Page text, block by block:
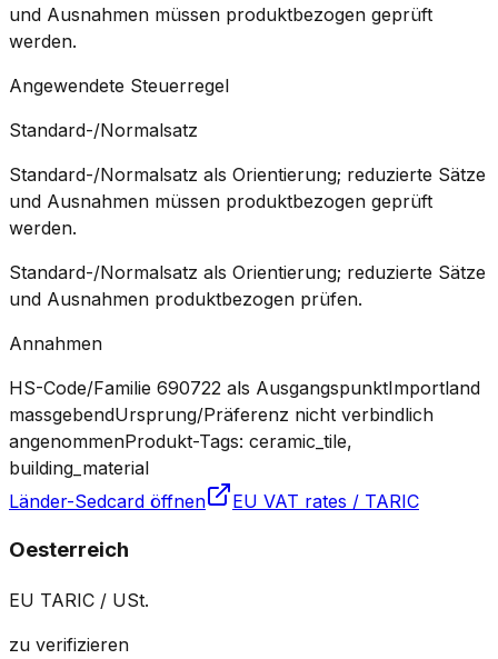
und Ausnahmen müssen produktbezogen geprüft
werden.
Angewendete Steuerregel
Standard-/Normalsatz
Standard-/Normalsatz als Orientierung; reduzierte Sätze
und Ausnahmen müssen produktbezogen geprüft
werden.
Standard-/Normalsatz als Orientierung; reduzierte Sätze
und Ausnahmen produktbezogen prüfen.
Annahmen
HS-Code/Familie 690722 als AusgangspunktImportland
massgebendUrsprung/Präferenz nicht verbindlich
angenommenProdukt-Tags: ceramic_tile,
building_material
Länder-Sedcard öffnen
EU VAT rates / TARIC
Oesterreich
EU TARIC / USt.
zu verifizieren